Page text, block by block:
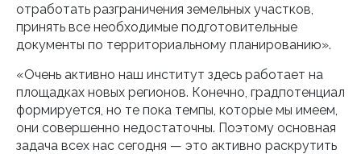
отработать разграничения земельных участков,
принять все необходимые подготовительные
документы по территориальному планированию».
«Очень активно наш институт здесь работает на
площадках новых регионов. Конечно, градпотенциал
формируется, но те пока темпы, которые мы имеем,
они совершенно недостаточны. Поэтому основная
задача всех нас сегодня — это активно раскрутить